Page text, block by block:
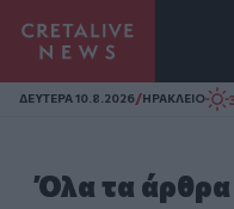
Homepage
ΔΕΥΤΕΡΑ 10.8.2026/ΗΡΑΚΛΕΙΟ
Όλα τα